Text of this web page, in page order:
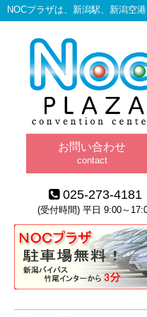
NOCプラザは、新潟駅、新潟空
お問い合わせ
contact
025-273-4181
(受付時間) 平日 9:00～